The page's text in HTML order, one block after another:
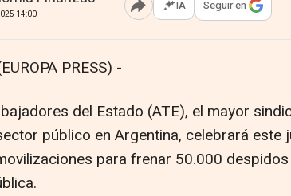
14:00 Abrir opciones para
IA Seguir en
PRESS) -
del Estado (ATE), el mayor
público en Argentina, celebrará este
para frenar 50.000 despidos